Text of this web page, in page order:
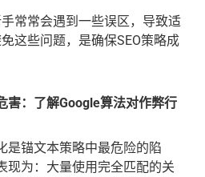
常常会遇到一些误区，导致适
这些问题，是确保SEO策略成
害：了解Google算法对作弊行
是锚文本策略中最危险的陷
现为：大量使用完全匹配的关